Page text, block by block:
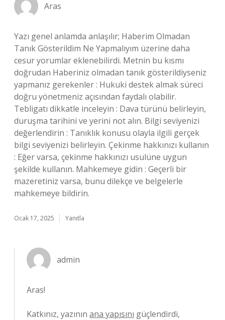
Aras
Yazı genel anlamda anlaşılır; Haberim Olmadan
Tanık Gösterildim Ne Yapmalıyım üzerine daha
cesur yorumlar eklenebilirdi. Metnin bu kısmı
doğrudan Haberiniz olmadan tanık gösterildiyseniz
yapmanız gerekenler : Hukuki destek almak süreci
doğru yönetmeniz açısından faydalı olabilir.
Tebligatı dikkatle inceleyin : Dava türünü belirleyin,
duruşma tarihini ve yerini not alın. Bilgi seviyenizi
değerlendirin : Tanıklık konusu olayla ilgili gerçek
bilgi seviyenizi belirleyin. Çekinme hakkınızı kullanın
: Eğer varsa, çekinme hakkınızı usulüne uygun
şekilde kullanın. Mahkemeye gidin : Geçerli bir
mazeretiniz varsa, bunu dilekçe ve belgelerle
mahkemeye bildirin.
Ocak 17, 2025 Yanıtla
admin
Aras!
Katkınız, yazının ana yapısını güçlendirdi,